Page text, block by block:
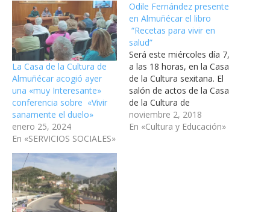
La Casa de la Cultura de
Almuñécar acogió ayer
una «muy Interesante»
conferencia sobre «Vivir
sanamente el duelo»
enero 25, 2024
En «SERVICIOS SOCIALES»
Odile Fernández presente
en Almuñécar el libro
“Recetas para vivir en
salud”
Será este miércoles día 7,
a las 18 horas, en la Casa
de la Cultura sexitana. El
salón de actos de la Casa
de la Cultura de
Almuñécar acoge este
próximo miércoles día 7, a
noviembre 2, 2018
En «Cultura y Educación»